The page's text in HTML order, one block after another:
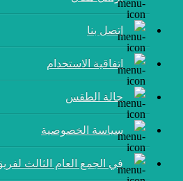
إتصل بنا
اتفاقية الاستخدام
حالة الطقس
سياسة الخصوصية